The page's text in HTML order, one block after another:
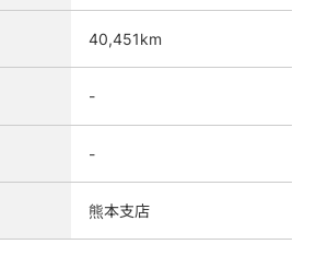
40,451km
-
-
熊本支店